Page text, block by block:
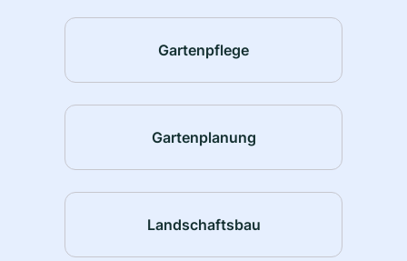
Gartenpflege
Gartenplanung
Landschaftsbau